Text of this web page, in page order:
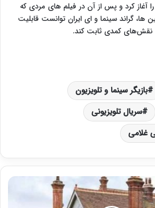
آغاز کرد و پس از آن در فیلم های مردی که
گراند سینما و ای ایران توانست قابلیت
نقش‌های کمدی ثابت کند.
بازیگر سینما و تلویزیون
سریال تلویزیونی
غلامی